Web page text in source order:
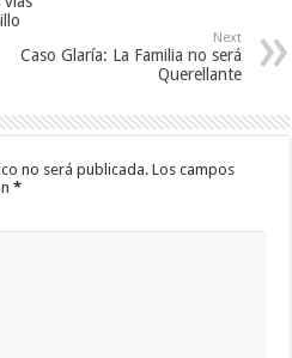
Next
Caso Glaría: La Familia no será
Querellante
no será publicada. Los campos
*